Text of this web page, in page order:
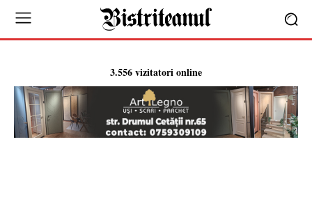
3.556 vizitatori online